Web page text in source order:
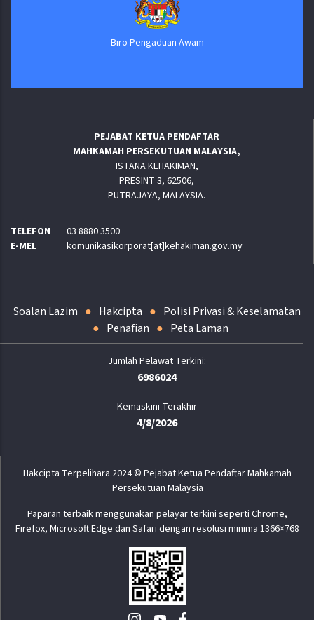
Biro Pengaduan Awam
PEJABAT KETUA PENDAFTAR
MAHKAMAH PERSEKUTUAN MALAYSIA,
ISTANA KEHAKIMAN,
PRESINT 3, 62506,
PUTRAJAYA, MALAYSIA.
TELEFON
03 8880 3500
E-MEL
komunikasikorporat[at]kehakiman.gov.my
Soalan Lazim Hakcipta
Polisi Privasi & Keselamatan
Penafian
Peta Laman
6986024
Kemaskini Terakhir
4/8/2026
Hakcipta Terpelihara 2024 © Pejabat Ketua Pendaftar Mahkamah
Persekutuan Malaysia
Paparan terbaik menggunakan pelayar terkini seperti Chrome,
Firefox, Microsoft Edge dan Safari dengan resolusi minima 1366×768